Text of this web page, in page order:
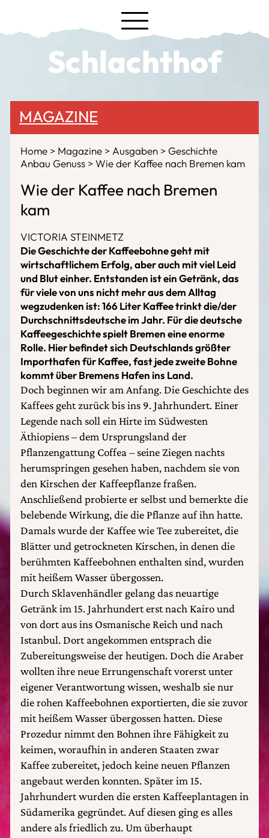
Schlachthof
MAGAZINE
Home Magazine Ausgaben
Geschichte
Anbau Genuss
Wie der Kaffee nach Bremen kam
Wie der Kaffee nach Bremen
kam
VICTORIA STEINMETZ
Die Geschichte der Kaffeebohne geht mit
wirtschaftlichem Erfolg, aber auch mit viel Leid
und Blut einher. Entstanden ist ein Getränk, das
für viele von uns nicht mehr aus dem Alltag
wegzudenken ist: 166 Liter Kaffee trinkt die/der
Durchschnittsdeutsche im Jahr. Für die deutsche
Kaffeegeschichte spielt Bremen eine enorme
Rolle. Hier befindet sich Deutschlands größter
Importhafen für Kaffee, fast jede zweite Bohne
kommt über Bremens Hafen ins Land.
Doch beginnen wir am Anfang. Die Geschichte des
Kaffees geht zurück bis ins 9. Jahrhundert. Einer
Legende nach soll ein Hirte im Südwesten
Äthiopiens – dem Ursprungsland der
Pflanzengattung Coffea – seine Ziegen nachts
herumspringen gesehen haben, nachdem sie von
den Kirschen der Kaffeepflanze fraßen.
Anschließend probierte er selbst und bemerkte die
belebende Wirkung, die die Pflanze auf ihn hatte.
Damals wurde der Kaffee wie Tee zubereitet, die
Blätter und getrockneten Kirschen, in denen die
berühmten Kaffeebohnen enthalten sind, wurden
mit heißem Wasser übergossen.
Durch Sklavenhändler gelang das neuartige
Getränk im 15. Jahrhundert erst nach Kairo und
von dort aus ins Osmanische Reich und nach
Istanbul. Dort angekommen entsprach die
Zubereitungsweise der heutigen. Doch die Araber
wollten ihre neue Errungenschaft vorerst unter
eigener Verantwortung wissen, weshalb sie nur
die rohen Kaffeebohnen exportierten, die sie zuvor
mit heißem Wasser übergossen hatten. Diese
Prozedur nimmt den Bohnen ihre Fähigkeit zu
keimen, woraufhin in anderen Staaten zwar
Kaffee zubereitet, jedoch keine neuen Pflanzen
angebaut werden konnten. Später im 15.
Jahrhundert wurden die ersten Kaffeeplantagen in
Südamerika gegründet. Auf diesen ging es alles
andere als friedlich zu. Um überhaupt